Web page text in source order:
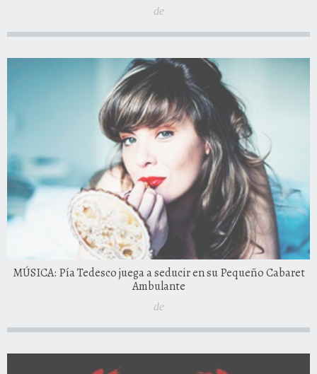
de
MÚSICA: Pía Tedesco juega a seducir en su Pequeño Cabaret
Ambulante
de